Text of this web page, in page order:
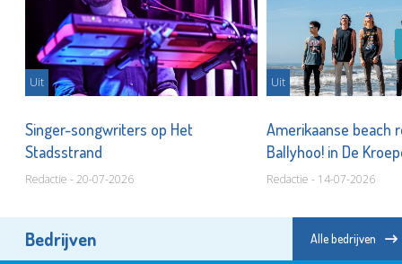
Uit
Singer-songwriters op Het
Stadsstrand
Redactie - 20-07-2026
Uit
Amerikaanse beach
Ballyhoo! in De
Redactie - 14-07-2026
Bedrijven Alle bedrijven